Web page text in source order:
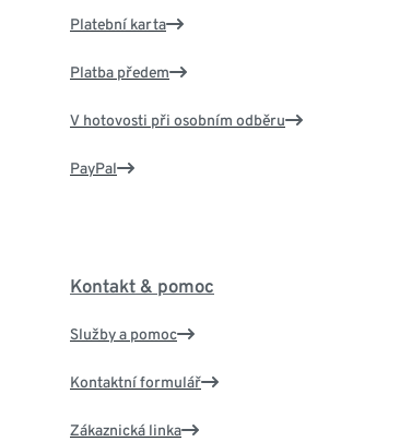
Platební karta
Platba předem
V hotovosti při osobním odběru
PayPal
Kontakt & pomoc
Služby a pomoc
Kontaktní formulář
Zákaznická linka